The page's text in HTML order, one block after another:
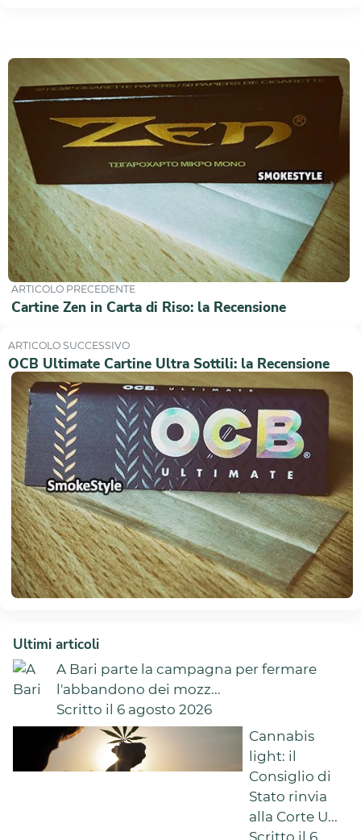
ARTICOLO PRECEDENTE
Cartine Zen in Carta di Riso: la Recensione
ARTICOLO SUCCESSIVO
OCB Ultimate Cartine Ultra Sottili: la Recensione
Ultimi articoli
A Bari parte la campagna per fermare
l'abbandono dei mozz...
Scritto il 6 agosto 2026
Cannabis
light: il
Consiglio di
Stato rinvia
alla Corte U...
Scritto il 6